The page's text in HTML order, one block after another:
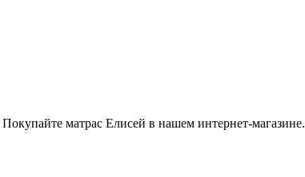
матрас Елисей в нашем интернет-магазине.